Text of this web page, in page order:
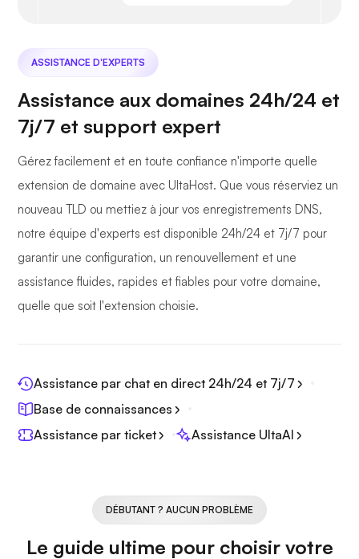
ASSISTANCE D'EXPERTS
Assistance aux domaines 24h/24 et
7j/7 et support expert
Gérez facilement et en toute confiance n'importe quelle
extension de domaine avec UltaHost. Que vous réserviez un
nouveau TLD ou mettiez à jour vos enregistrements DNS,
notre équipe d'experts est disponible 24h/24 et 7j/7 pour
garantir une configuration, un renouvellement et une
assistance fluides, rapides et fiables pour votre domaine,
quelle que soit l'extension choisie.
Assistance par chat en direct 24h/24 et 7j/7
Base de connaissances
Assistance par ticket
Assistance UltaAI
DÉBUTANT ? AUCUN PROBLÈME
Le guide ultime pour choisir votre